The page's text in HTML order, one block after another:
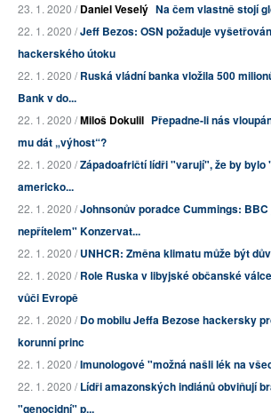
23. 1. 2020 /Daniel Veselý Na čem vlastně stojí
22. 1. 2020 /Jeff Bezos: OSN požaduje
hackerského útoku
22. 1. 2020 /Ruská vládní banka vložila 500
Bank v do...
22. 1. 2020 /Miloš Dokulil Přepadne-li nás
mu dát „výhost“?
22. 1. 2020 /Západoafričtí lídři "varují", že by
americko...
22. 1. 2020 /Johnsonův poradce Cummings:
nepřítelem" Konzervat...
22. 1. 2020 /UNHCR: Změna klimatu může být
22. 1. 2020 /Role Ruska v libyjské občanské
vůči Evropě
22. 1. 2020 /Do mobilu Jeffa Bezose hackersky
korunní princ
22. 1. 2020 /Imunologové "možná našli lék na
22. 1. 2020 /Lídři amazonských indiánů obviňují
"genocidní" p...